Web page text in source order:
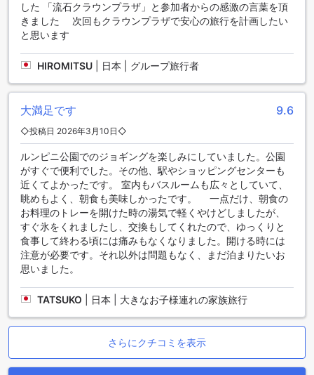
クラウンプラザ バンコク ルンピニパーク バイ IHGでは、快適
な滞在を約束するために、充実した客室設備を整えていま
す。エアコン完備の客室は、いつでも快適な温度に調整で
き、リラックスしたひとときを提供します。また、バルコニ
ーやテラスからは美しい景色を眺めながら、朝のコーヒーや
紅茶を楽しむことができます。さらに、ミニバーや冷蔵庫も
す。
客室内には、テレビや衛星放送、インハウスムービーも備わ
っており、リラックスした時間を過ごすことができます。毎
日の新聞や無料のボトルウォーター、コーヒー、紅茶も用意
されており、心地よい滞在をサポートします。バスローブや
ヘアドライヤー、アメニティも充実しており、特にブラック
アウトカーテンは、プライバシーを守りつつ、良質な睡眠を
提供します。リビングルームが分かれているため、ビジネス
やレジャーどちらの目的でも快適に過ごせる空間が広がって
います。
多彩なダイニング体験を提供するクラウンプラザ バンコク ル
トの皆様に多彩なダイニング体験をお届けします。24時間利
用可能なルームサービスは、どんな時間帯でもお好きな料理
館内のカフェでは、リラックスした雰囲気の中で香り高いコ
した 「流石クラウンプラザ」と参加者からの感激の言葉を頂
きました 次回もクラウンプラザで安心の旅行を計画したい
と思います
HIROMITSU 日本 | グループ旅行者
大満足です 9.6
◇投稿日 2026年3月10日◇
ルンピニ公園でのジョギングを楽しみにしていました。公園
がすぐで便利でした。その他、駅やショッピングセンターも
近くてよかったです。 室内もバスルームも広々としていて、
眺めもよく、朝食も美味しかったです。 一点だけ、朝食の
お料理のトレーを開けた時の湯気で軽くやけどしましたが、
すぐ氷をくれましたし、交換もしてくれたので、ゆっくりと
食事して終わる頃には痛みもなくなりました。開ける時には
注意が必要です。それ以外は問題もなく、まだ泊まりたいお
思いました。
TATSUKO 日本 | 大きなお子様連れの家族旅行
さらにクチコミを表示